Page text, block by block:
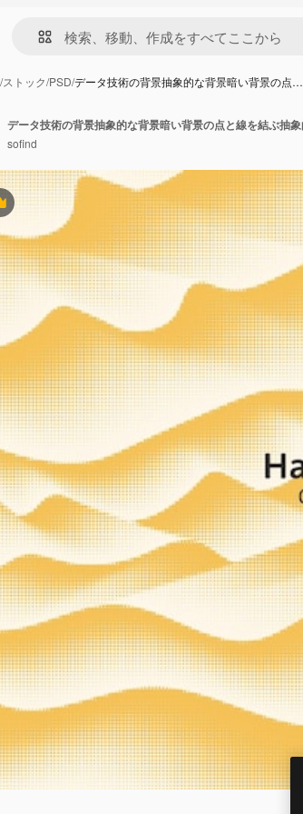
/ストック/PSD/データ技術の背景抽象的な背景暗い背景の点…
sofind